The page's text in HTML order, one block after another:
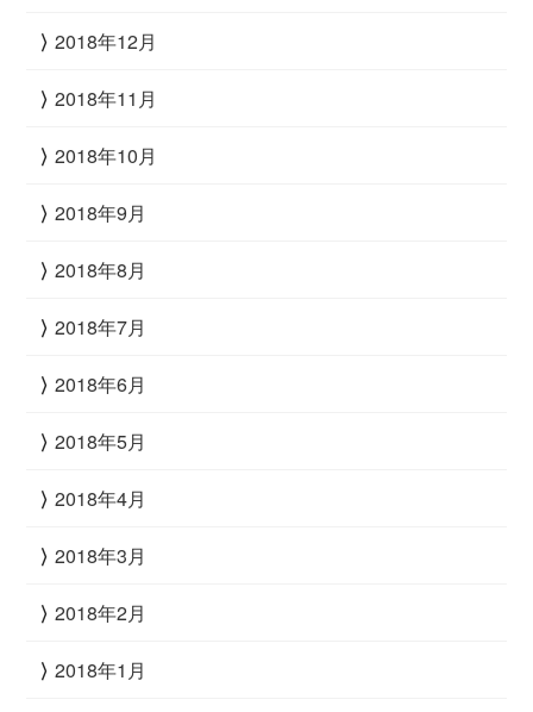
2018年12月
2018年11月
2018年10月
2018年9月
2018年8月
2018年7月
2018年6月
2018年5月
2018年4月
2018年3月
2018年2月
2018年1月